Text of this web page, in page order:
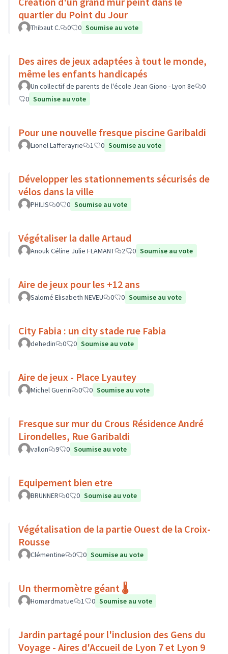
quartier du Point du Jour
Thibaut C. 0 0 Soumise au vote
Des aires de jeux adaptées à tout le monde,
même les enfants handicapés
Un collectif de parents de l'école Jean Giono - Lyon 8e
0
0 Soumise au vote
Pour une nouvelle fresque piscine Garibaldi
Lionel Lafferayrie 1 0 Soumise au vote
Développer les stationnements sécurisés de
vélos dans la ville
PHILIS 0 0 Soumise au vote
Végétaliser la dalle Artaud
Anouk Céline Julie FLAMANT 2 0 Soumise au vote
Aire de jeux pour les +12 ans
Salomé Elisabeth NEVEU 0 0 Soumise au vote
City Fabia : un city stade rue Fabia
dehedin 0 0 Soumise au vote
Aire de jeux - Place Lyautey
Michel Guerin 0 0 Soumise au vote
Fresque sur mur du Crous Résidence André
Lirondelles, Rue Garibaldi
vallon 9 0 Soumise au vote
Equipement bien etre
BRUNNER 0 0 Soumise au vote
Végétalisation de la partie Ouest de la Croix-
Rousse
Clémentine 0 0 Soumise au vote
Un thermomètre géant 🌡️
Homardmatue 1 0 Soumise au vote
Jardin partagé pour l'inclusion des Gens du
Voyage - Aires d'Accueil de Lyon 7 et Lyon 9